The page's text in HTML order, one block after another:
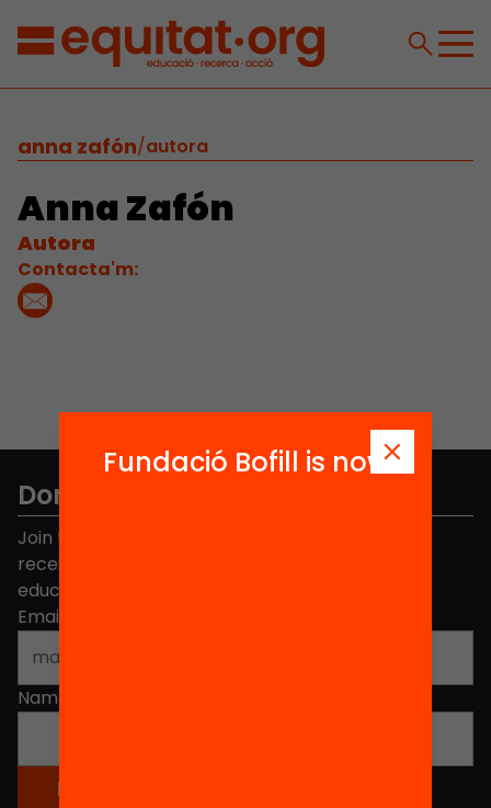
anna zafón/autora
Anna Zafón
Autora
Contacta'm:
Don't miss anything.
Join the more than 40,000 people who already
receive news about initiatives and projects for
educational change in Catalonia.
Email address
Name
Fundació Bofill is now